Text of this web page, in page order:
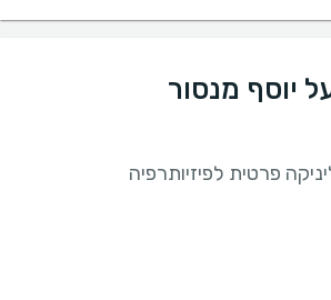
יוסף מנסור
פרטית לפיזיותרפיה